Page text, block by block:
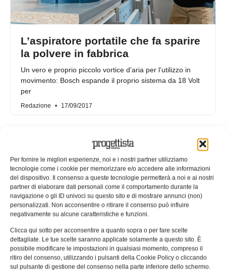
Per fornire le migliori esperienze, noi e i nostri partner utilizziamo
tecnologie come i cookie per memorizzare e/o accedere alle informazioni
del dispositivo. Il consenso a queste tecnologie permetterà a noi e ai nostri
partner di elaborare dati personali come il comportamento durante la
navigazione o gli ID univoci su questo sito e di mostrare annunci (non)
personalizzati. Non acconsentire o ritirare il consenso può influire
negativamente su alcune caratteristiche e funzioni.
Clicca qui sotto per acconsentire a quanto sopra o per fare scelte
dettagliate. Le tue scelte saranno applicate solamente a questo sito. È
possibile modificare le impostazioni in qualsiasi momento, compreso il
ritiro del consenso, utilizzando i pulsanti della Cookie Policy o cliccando
sul pulsante di gestione del consenso nella parte inferiore dello schermo.
L’aspiratore portatile che fa sparire
la polvere in fabbrica
Un vero e proprio piccolo vortice d’aria per l’utilizzo in
movimento: Bosch espande il proprio sistema da 18 Volt
per
Redazione 17/09/2017
Gli elettroutensili Bosch scelti per il
restauro della Cattedrale del